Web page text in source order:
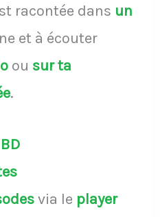
racontée dans un
et à écouter
ou sur ta
.
via le player